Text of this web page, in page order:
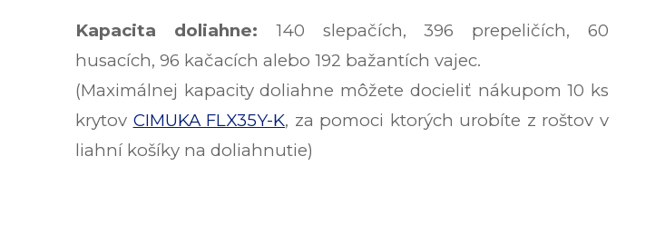
Kapacita doliahne: 140 slepačích, 396 prepeličích, 60
husacích, 96 kačacích alebo 192 bažantích vajec.
(Maximálnej kapacity doliahne môžete docieliť nákupom 10 ks
krytov CIMUKA FLX35Y-K, za pomoci ktorých urobíte z roštov v
liahní košíky na doliahnutie)